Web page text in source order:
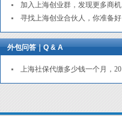
加入上海创业群，发现更多商机
寻找上海创业合伙人，你准备好
外包问答｜Q & A
上海社保代缴多少钱一个月，20